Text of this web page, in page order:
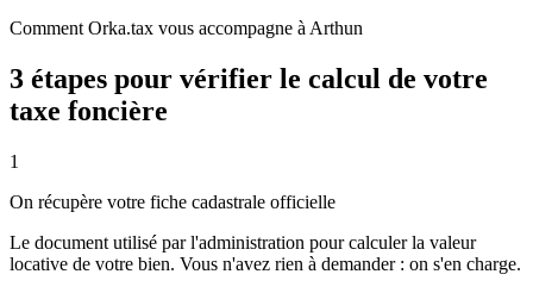
Comment Orka.tax vous accompagne à Arthun
3 étapes pour vérifier le calcul de votre
taxe foncière
1
On récupère votre fiche cadastrale officielle
Le document utilisé par l'administration pour calculer la valeur
locative de votre bien. Vous n'avez rien à demander : on s'en charge.